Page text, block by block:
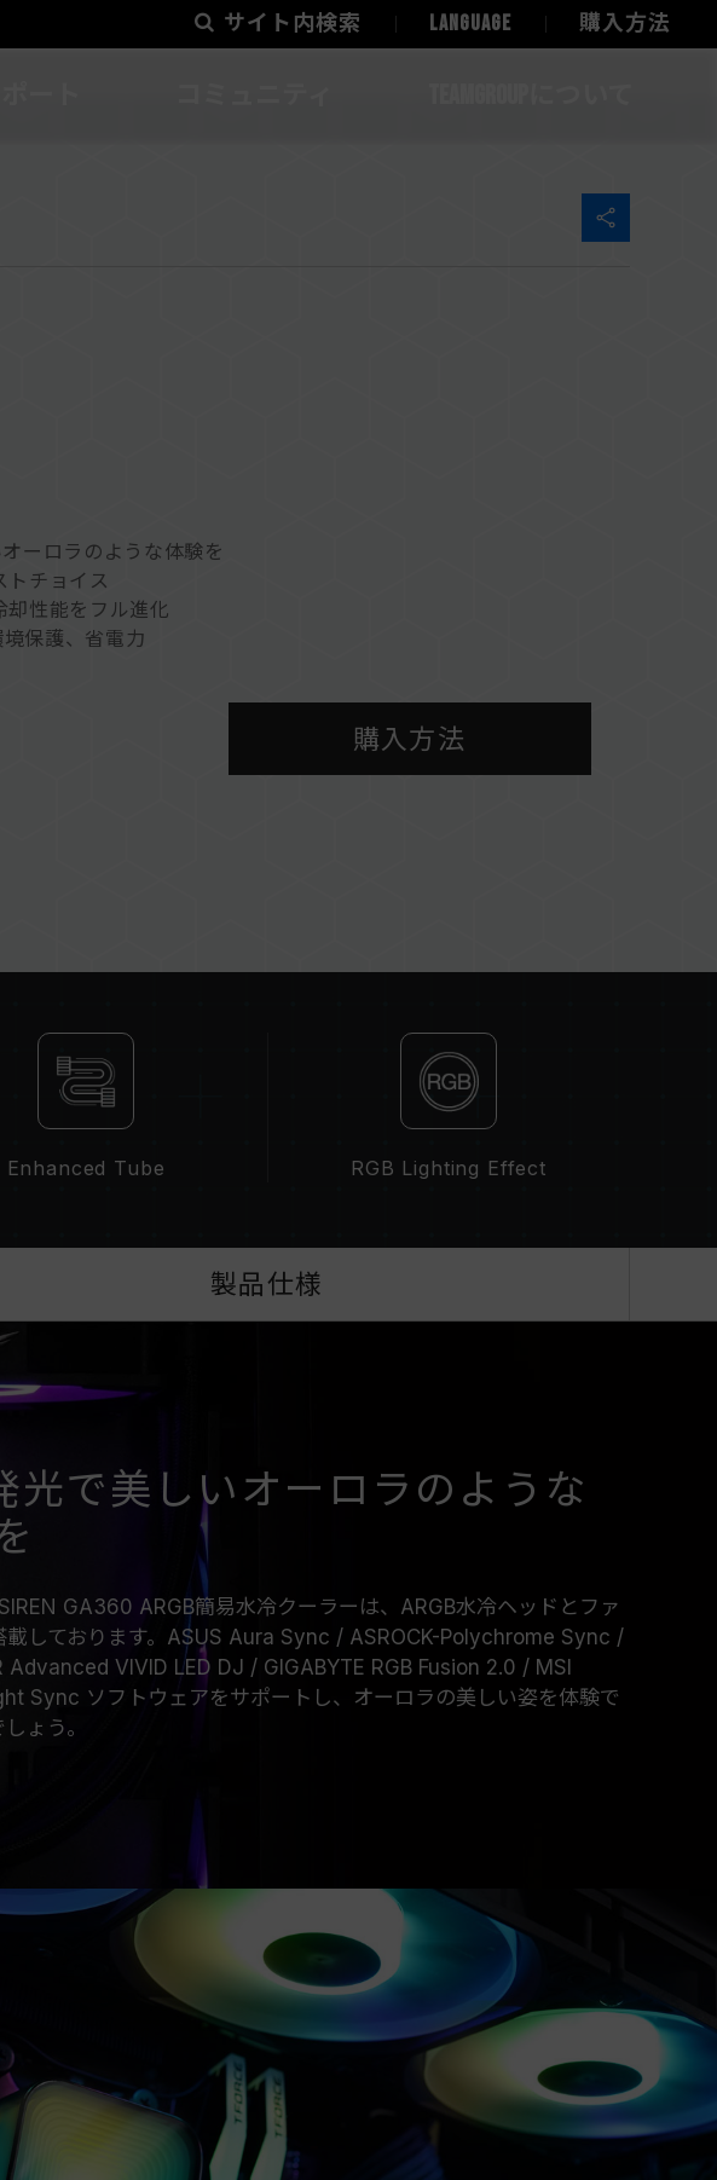
サイト内検索 LANGUAGE 購入方法
ーロラのような体験を
トチョイス
却性能をフル進化
保護、省電力
制御 PWM、優れた放熱性
購入方法
Enhanced Tube RGB Lighting Effect
製品仕様
発光で美しいオーロラのような
GA360 ARGB簡易水冷クーラーは、ARGB水冷ヘッドとファ
載しております。ASUS Aura Sync / ASROCK-Polychrome Sync /
Advanced VIVID LED DJ / GIGABYTE RGB Fusion 2.0 / MSI
Sync ソフトウェアをサポートし、オーロラの美しい姿を体験で
ょう。